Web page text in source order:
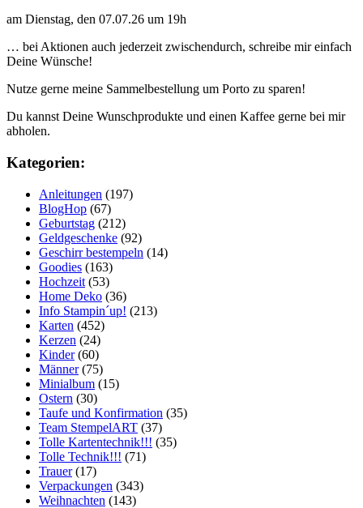
am Dienstag, den 07.07.26 um 19h
… bei Aktionen auch jederzeit zwischendurch, schreibe mir einfach
Deine Wünsche!
Nutze gerne meine Sammelbestellung um Porto zu sparen!
Du kannst Deine Wunschprodukte und einen Kaffee gerne bei mir
abholen.
Kategorien:
Anleitungen (197)
BlogHop (67)
Geburtstag (212)
Geldgeschenke (92)
Geschirr bestempeln (14)
Goodies (163)
Hochzeit (53)
Home Deko (36)
Info Stampin´up! (213)
Karten (452)
Kerzen (24)
Kinder(60)
Männer(75)
Minialbum (15)
Ostern (30)
Taufe und Konfirmation (35)
Team StempelART (37)
Tolle Kartentechnik!!! (35)
Tolle Technik!!! (71)
Trauer(17)
Verpackungen (343)
Weihnachten (143)